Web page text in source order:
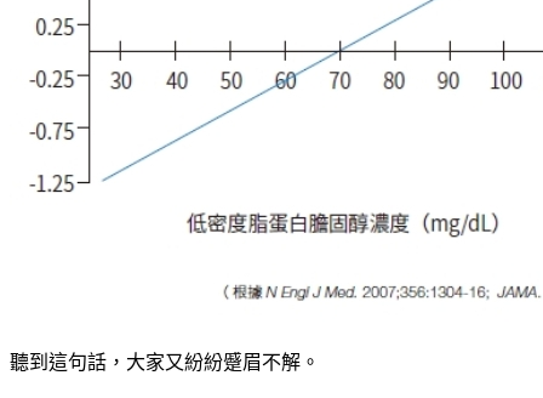
聽到這句話，大家又紛紛蹙眉不解。